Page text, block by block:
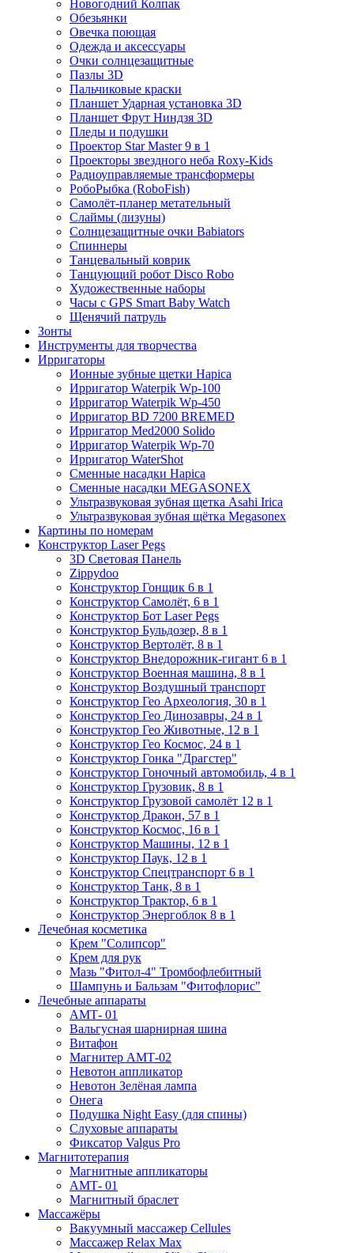
Новогодний Колпак
Обезьянки
Овечка поющая
Одежда и аксессуары
Очки солнцезащитные
Пазлы 3D
Пальчиковые краски
Планшет Ударная установка 3D
Планшет Фрут Ниндзя 3D
Пледы и подушки
Проектор Star Master 9 в 1
Проекторы звездного неба Roxy-Kids
Радиоуправляемые трансформеры
РобоРыбка (RoboFish)
Самолёт-планер метательный
Слаймы (лизуны)
Солнцезащитные очки Babiators
Спиннеры
Танцевальный коврик
Танцующий робот Disco Robo
Художественные наборы
Часы с GPS Smart Baby Watch
Щенячий патруль
Зонты
Инструменты для творчества
Ирригаторы
Ионные зубные щетки Hapica
Ирригатор Waterpik Wp-100
Ирригатор Waterpik Wp-450
Ирригатор BD 7200 BREMED
Ирригатор Med2000 Solido
Ирригатор Waterpik Wp-70
Ирригатор WaterShot
Сменные насадки Hapica
Сменные насадки MEGASONEX
Ультразвуковая зубная щетка Asahi Irica
Ультразвуковая зубная щётка Megasonex
Картины по номерам
Конструктор Laser Pegs
3D Световая Панель
Zippydoo
Конструктор Гонщик 6 в 1
Конструктор Cамолёт, 6 в 1
Конструктор Бот Laser Pegs
Конструктор Бульдозер, 8 в 1
Конструктор Вертолёт, 8 в 1
Конструктор Внедорожник-гигант 6 в 1
Конструктор Военная машина, 8 в 1
Конструктор Воздушный транспорт
Конструктор Гео Археология, 30 в 1
Конструктор Гео Динозавры, 24 в 1
Конструктор Гео Животные, 12 в 1
Конструктор Гео Космос, 24 в 1
Конструктор Гонка "Драгстер"
Конструктор Гоночный автомобиль, 4 в 1
Конструктор Грузовик, 8 в 1
Конструктор Грузовой самолёт 12 в 1
Конструктор Дракон, 57 в 1
Конструктор Космос, 16 в 1
Конструктор Машины, 12 в 1
Конструктор Паук, 12 в 1
Конструктор Спецтранспорт 6 в 1
Конструктор Танк, 8 в 1
Конструктор Трактор, 6 в 1
Конструктор Энергоблок 8 в 1
Лечебная косметика
Крем "Солипсор"
Крем для рук
Мазь "Фитол-4" Тромбофлебитный
Шампунь и Бальзам "Фитофлорис"
Лечебные аппараты
АМТ- 01
Вальгусная шарнирная шина
Витафон
Магнитер АМТ-02
Невотон аппликатор
Невотон Зелёная лампа
Онега
Подушка Night Easy (для спины)
Слуховые аппараты
Фиксатор Valgus Pro
Магнитотерапия
Магнитные аппликаторы
АМТ- 01
Магнитный браслет
Массажёры
Вакуумный массажер Cellules
Массажер Relax Max